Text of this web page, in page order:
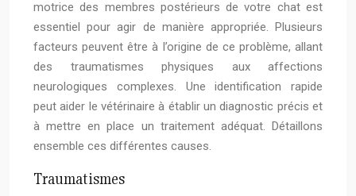
motrice des membres postérieurs de votre chat est
essentiel pour agir de manière appropriée. Plusieurs
facteurs peuvent être à l’origine de ce problème, allant
des traumatismes physiques aux affections
neurologiques complexes. Une identification rapide
peut aider le vétérinaire à établir un diagnostic précis et
à mettre en place un traitement adéquat. Détaillons
ensemble ces différentes causes.
Traumatismes